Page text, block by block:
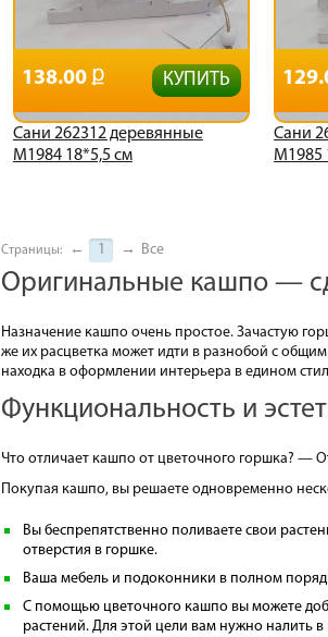
Сани 262312 деревянные
М1984 18*5,5 см
138.00 КУПИТЬ
Сани
М1985
Страницы: ← 1 → Все
Оригинальные кашпо —
Назначение кашпо очень простое. Зачастую
же их расцветка может идти в разнобой с
находка в оформлении интерьера в едином
Функциональность и
Что отличает кашпо от цветочного горшка? —
Покупая кашпо, вы решаете одновременно
Вы беспрепятственно поливаете свои
отверстия в горшке.
Ваша мебель и подоконники в полном
С помощью цветочного кашпо вы можете
растений. Для этой цели вам нужно налить